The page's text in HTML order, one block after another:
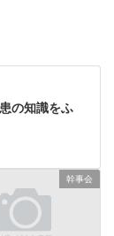
の知識をふ
幹事会